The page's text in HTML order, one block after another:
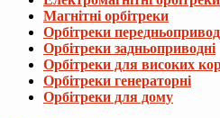
Магнітні орбітреки
Орбітреки
Орбітреки задньоприводні
Орбітреки для високих
Орбітреки генераторні
Орбітреки для дому